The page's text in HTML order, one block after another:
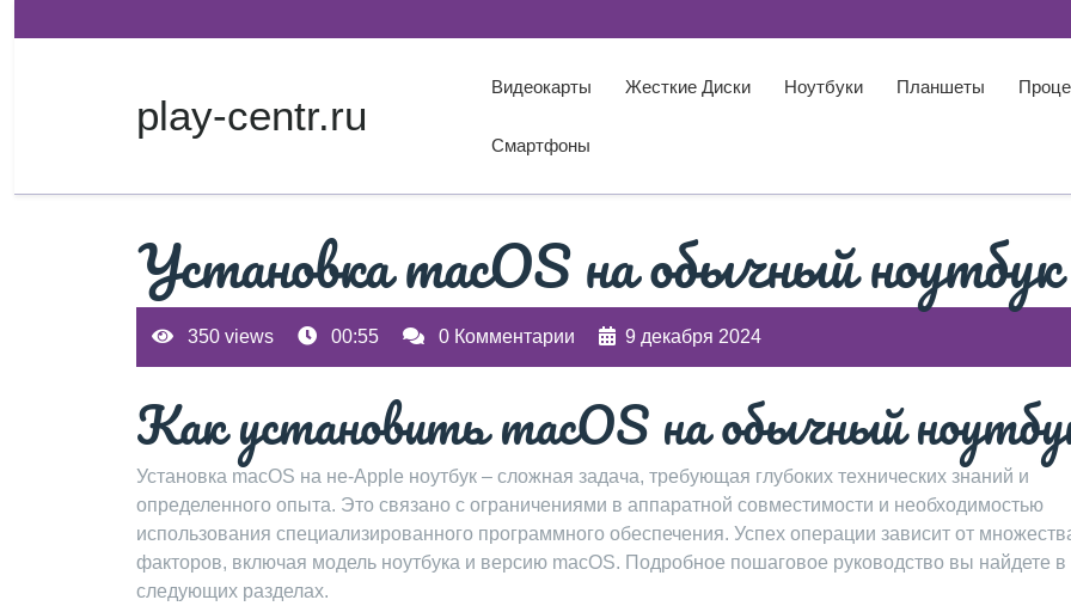
к
play-centr.ru
Видеокарты Жесткие Диски Ноутбуки Планшеты
Смартфоны
Установка macOS на обычный ноутбук
350 views 00:55 0 Комментарии 9 декабря 2024
Как установить macOS на обычный
Установка macOS на не-Apple ноутбук – сложная задача, требующая глубоких технических знаний и
определенного опыта. Это связано с ограничениями в аппаратной совместимости и необходимостью
использования специализированного программного обеспечения. Успех операции зависит от
факторов, включая модель ноутбука и версию macOS. Подробное пошаговое руководство вы найдете в
следующих разделах.